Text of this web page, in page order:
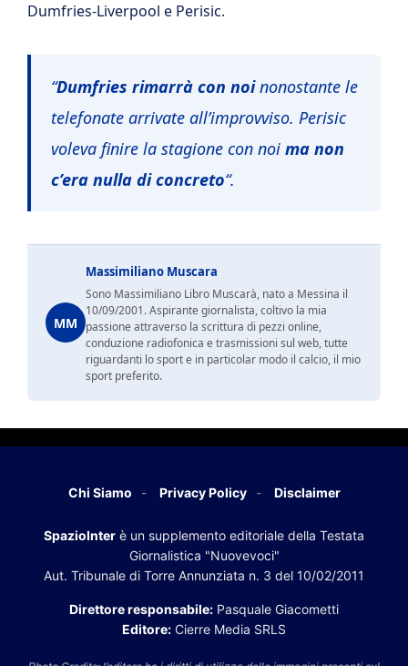
Dumfries-Liverpool e Perisic.
“Dumfries rimarrà con noinonostante le
telefonate arrivate all’improvviso. Perisic
voleva finire la stagione con noi ma non
c’era nulla di concreto“.
MM
Massimiliano Muscara
Sono Massimiliano Libro Muscarà, nato a Messina il
10/09/2001. Aspirante giornalista, coltivo la mia
passione attraverso la scrittura di pezzi online,
conduzione radiofonica e trasmissioni sul web, tutte
riguardanti lo sport e in particolar modo il calcio, il mio
sport preferito.
Chi Siamo Privacy Policy Disclaimer
SpazioInter è un supplemento editoriale della Testata
Giornalistica "Nuovevoci"
Aut. Tribunale di Torre Annunziata n. 3 del 10/02/2011
Direttore responsabile: Pasquale Giacometti
Editore: Cierre Media SRLS